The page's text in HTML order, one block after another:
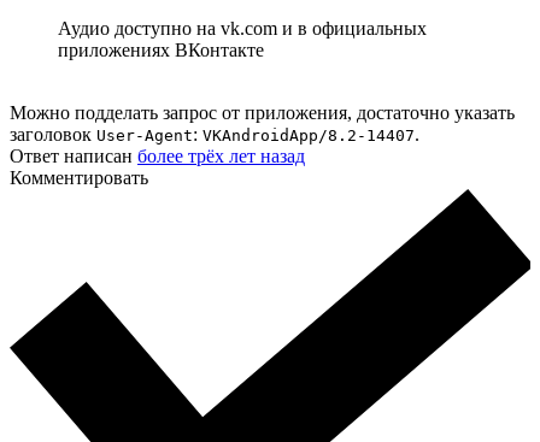
Аудио доступно на vk.com и в официальных
приложениях ВКонтакте
Можно подделать запрос от приложения, достаточно указать
заголовок User-Agent: VKAndroidApp/8.2-14407.
Ответ написан более трёх лет назад
Комментировать